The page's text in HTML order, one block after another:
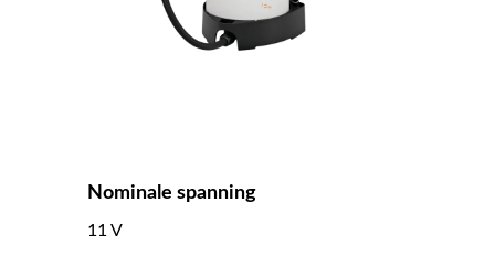
Nominale spanning
11 V